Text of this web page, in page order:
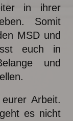
in ihrer
Somit
MSD und
euch in
und
Arbeit.
es nicht